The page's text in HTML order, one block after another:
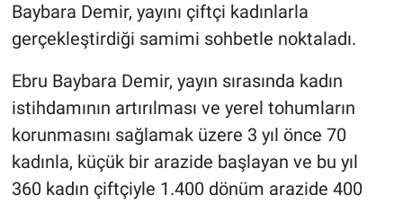
Baybara Demir, yayını çiftçi kadınlarla
gerçekleştirdiği samimi sohbetle noktaladı.
Ebru Baybara Demir, yayın sırasında kadın
istihdamının artırılması ve yerel tohumların
korunmasını sağlamak üzere 3 yıl önce 70
kadınla, küçük bir arazide başlayan ve bu yıl
360 kadın çiftçiyle 1.400 dönüm arazide 400